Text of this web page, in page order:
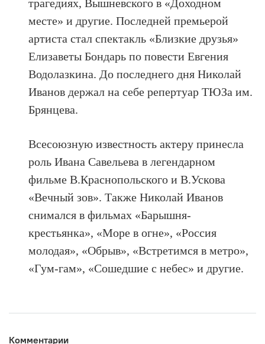
трагедиях, Вышневского в «Доходном
месте» и другие. Последней премьерой
артиста стал спектакль «Близкие друзья»
Елизаветы Бондарь по повести Евгения
Водолазкина. До последнего дня Николай
Иванов держал на себе репертуар ТЮЗа им.
Брянцева.
Всесоюзную известность актеру принесла
роль Ивана Савельева в легендарном
фильме В.Краснопольского и В.Ускова
«Вечный зов». Также Николай Иванов
снимался в фильмах «Барышня-
крестьянка», «Море в огне», «Россия
молодая», «Обрыв», «Встретимся в метро»,
«Гум-гам», «Сошедшие с небес» и другие.
Комментарии